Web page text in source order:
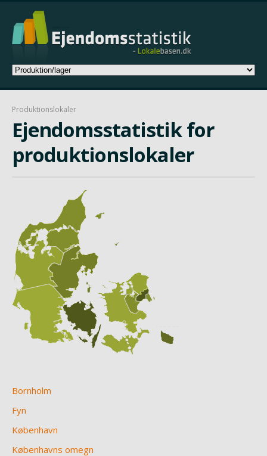
Produktionslokaler
Ejendomsstatistik for
produktionslokaler
Bornholm
Fyn
København
Københavns omegn